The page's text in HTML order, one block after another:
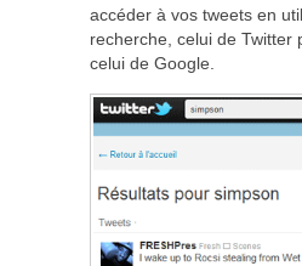
accéder à vos tweets en
recherche, celui de Twitter
celui de Google.